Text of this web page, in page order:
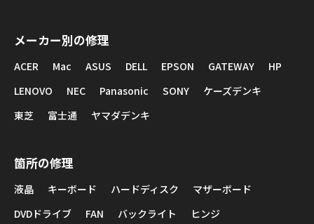
メーカー別の修理
ACER Mac ASUS DELL EPSON GATEWAY
HP
LENOVO
NEC Panasonic SONY
ケーズデンキ
東芝
富士通 ヤマダデンキ
箇所の修理
液晶 キーボード ハードディスク
マザーボード
DVDドライブ
FAN バックライト ヒンジ